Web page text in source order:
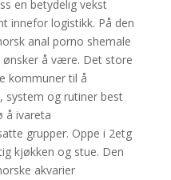
en betydelig vekst
innefor logistikk. På den
anal porno shemale
ønsker å være. Det store
kommuner til å
system og rutiner best
å ivareta
grupper. Oppe i 2etg
kjøkken og stue. Den
akvarier